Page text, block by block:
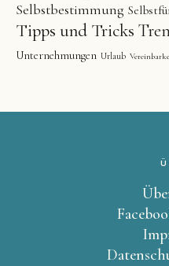
Selbstbestimmung
Tipps und Tricks
Unternehmungen Urlaub